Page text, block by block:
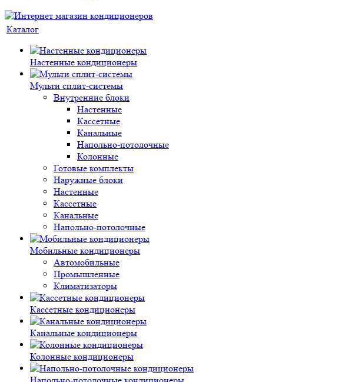
Каталог
Настенные кондиционеры
Мульти сплит-системы
Внутренние блоки
Настенные
Кассетные
Канальные
Напольно-потолочные
Колонные
Готовые комплекты
Наружные блоки
Настенные
Кассетные
Канальные
Напольно-потолочные
Мобильные кондиционеры
Автомобильные
Промышленные
Климатизаторы
Кассетные кондиционеры
Канальные кондиционеры
Колонные кондиционеры